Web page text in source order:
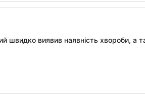
швидко виявив наявність хвороби, а